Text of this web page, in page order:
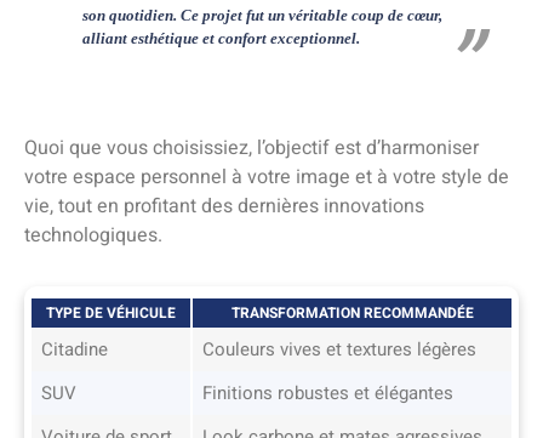
son quotidien. Ce projet fut un véritable coup de cœur,
alliant esthétique et confort exceptionnel.
Quoi que vous choisissiez, l’objectif est d’harmoniser
votre espace personnel à votre image et à votre style de
vie, tout en profitant des dernières innovations
technologiques.
TYPE DE VÉHICULE TRANSFORMATION RECOMMANDÉE
Citadine
Couleurs vives et textures légères
SUV
Finitions robustes et élégantes